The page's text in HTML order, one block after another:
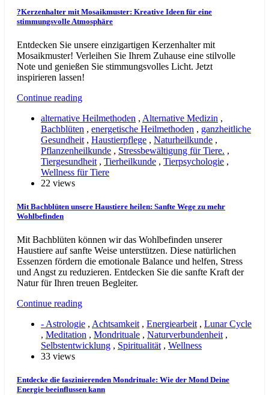
?Kerzenhalter mit Mosaikmuster: Kreative Ideen für eine
stimmungsvolle Atmosphäre
Entdecken Sie unsere einzigartigen Kerzenhalter mit
Mosaikmuster! Verleihen Sie Ihrem Zuhause eine stilvolle
Note und genießen Sie stimmungsvolles Licht. Jetzt
inspirieren lassen!
Continue reading
alternative Heilmethoden , Alternative Medizin ,
Bachblüten , energetische Heilmethoden , ganzheitliche
Gesundheit , Haustierpflege , Naturheilkunde ,
Pflanzenheilkunde , Stressbewältigung für Tiere. ,
Tiergesundheit , Tierheilkunde , Tierpsychologie ,
Wellness für Tiere
22 views
Mit Bachblüten unsere Haustiere heilen: Sanfte Wege zu mehr
Wohlbefinden
Mit Bachblüten können wir das Wohlbefinden unserer
Haustiere auf sanfte Weise unterstützen. Diese natürlichen
Essenzen fördern die emotionale Balance und helfen, Stress
und Angst zu reduzieren. Entdecken Sie die sanfte Kraft der
Natur für Ihren treuen Begleiter.
Continue reading
- Astrologie , Achtsamkeit , Energiearbeit , Lunar Cycle
, Meditation , Mondrituale , Naturverbundenheit ,
Selbstentwicklung , Spiritualität , Wellness
33 views
Entdecke die faszinierenden Mondrituale: Wie der Mond Deine
Energie beeinflussen kann